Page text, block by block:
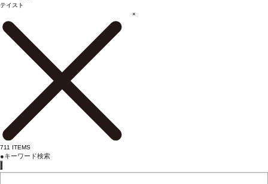
テイスト
×
711 ITEMS
●キーワード検索